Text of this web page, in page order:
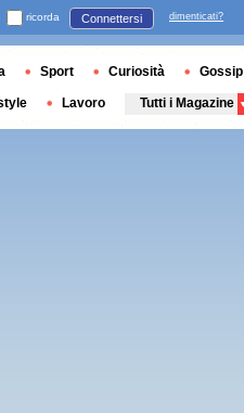
ricorda Connettersi dimenticati?
Sport Curiosità Gossip
Lavoro Tutti i Magazine